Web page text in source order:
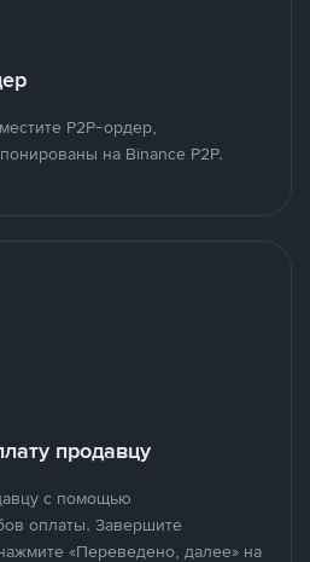
P2P-ордер,
на Binance P2P.
продавцу
с помощью
оплаты. Завершите
«Переведено, далее» на